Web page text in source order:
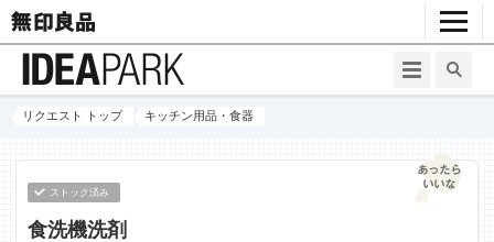
リクエスト トップ キッチン用品・食器
ストック済み
食洗機洗剤